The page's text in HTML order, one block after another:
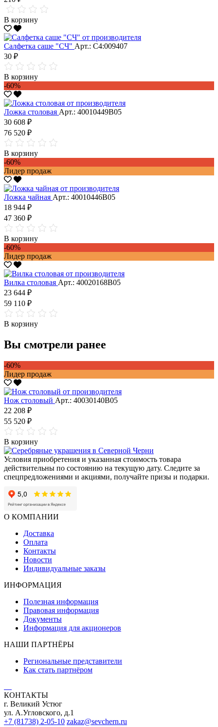
В корзину
Салфетка саше "CЧ" Арт.: С4:009407
30 ₽
В корзину
-60%
Ложка столовая Арт.: 40010449В05
30 608 ₽
76 520 ₽
В корзину
-60%
Лидер продаж
Ложка чайная Арт.: 40010446В05
18 944 ₽
47 360 ₽
В корзину
-60%
Лидер продаж
Вилка столовая Арт.: 40020168В05
23 644 ₽
59 110 ₽
В корзину
Вы смотрели ранее
-60%
Лидер продаж
Нож столовый Арт.: 40030140В05
22 208 ₽
55 520 ₽
В корзину
Условия приобретения и указанная стоимость товара
действительны по состоянию на текущую дату. Следите за
спецпредложениями и акциями, получайте призы и подарки.
О КОМПАНИИ
Доставка
Оплата
Контакты
Новости
Индивидуальные заказы
ИНФОРМАЦИЯ
Полезная информация
Правовая информация
Документы
Информация для акционеров
НАШИ ПАРТНЁРЫ
Региональные представители
Как стать партнёром
КОНТАКТЫ
г. Великий Устюг
ул. А.Угловского, д.1
+7 (81738) 2-05-10 zakaz@sevchern.ru